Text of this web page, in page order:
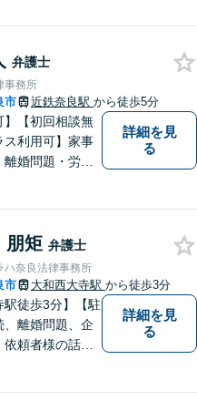
トラブルでお
ましたら、お
ください。
弁護士
事務所
市 近鉄奈良駅 から徒歩5分
】【初回相談無
ス利用可】家事
婚問題・労働
護士を目指す
面談可】【完全
奈良駅5分】
詳細を見
る
朋矩 弁護士
ハ奈良法律事務所
市 大和西大寺駅 から徒歩3分
駅徒歩3分】【駐
、離婚問題、企
頼者様の話を
詳細を見
る